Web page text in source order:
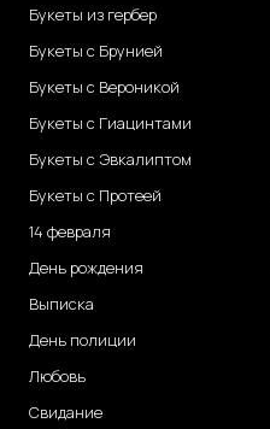
Букеты из гербер
Букеты с Брунией
Букеты с Вероникой
Букеты с Гиацинтами
Букеты с Эвкалиптом
Букеты с Протеей
14 февраля
День рождения
Выписка
День полиции
Любовь
Свидание